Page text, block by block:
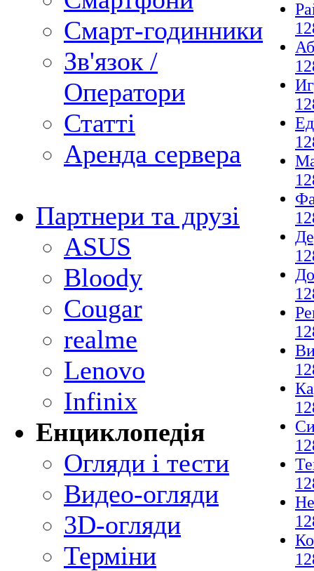
Смарт-годинники
Зв'язок /
Оператори
Статті
Аренда сервера
Партнери та друзі
ASUS
Bloody
Cougar
realme
Lenovo
Infinix
Енциклопедія
Огляди і тести
Видео-огляди
3D-огляди
Терміни